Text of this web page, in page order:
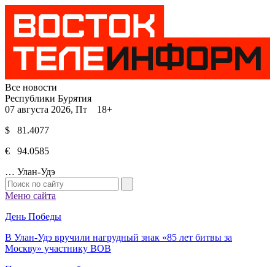
Все новости
Республики Бурятия
07 августа 2026, Пт 18+
$ 81.4077
€ 94.0585
… Улан-Удэ
Меню сайта
День Победы
В Улан-Удэ вручили нагрудный знак «85 лет битвы за
Москву» участнику ВОВ